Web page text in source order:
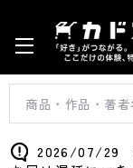
2026/07/29